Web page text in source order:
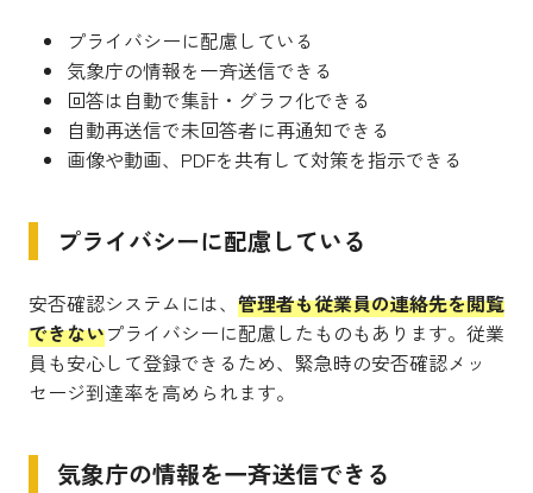
プライバシーに配慮している
気象庁の情報を一斉送信できる
回答は自動で集計・グラフ化できる
自動再送信で未回答者に再通知できる
画像や動画、PDFを共有して対策を指示できる
プライバシーに配慮している
安否確認システムには、 管理者も従業員の連絡先を閲覧
できないプライバシーに配慮したものもあります。従業
員も安心して登録できるため、緊急時の安否確認メッ
セージ到達率を高められます。
気象庁の情報を一斉送信できる